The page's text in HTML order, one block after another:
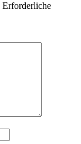
Erforderliche